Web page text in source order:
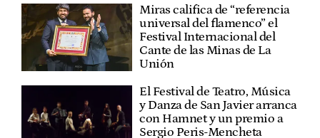
Miras califica de “referencia
universal del flamenco” el
Festival Internacional del
Cante de las Minas de La
Unión
El Festival de Teatro, Música
y Danza de San Javier arranca
con Hamnet y un premio a
Sergio Peris-Mencheta